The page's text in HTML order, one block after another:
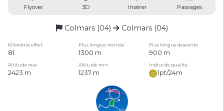
Flyover 3D Insérer Passages
Colmars (04) Colmars (04)
Kilomètre effort Plus longue montée Plus longue descente
81 1300 m 900 m
Altitude max Altitude min Indice de qualité
2423 m 1237 m 1pt/24m